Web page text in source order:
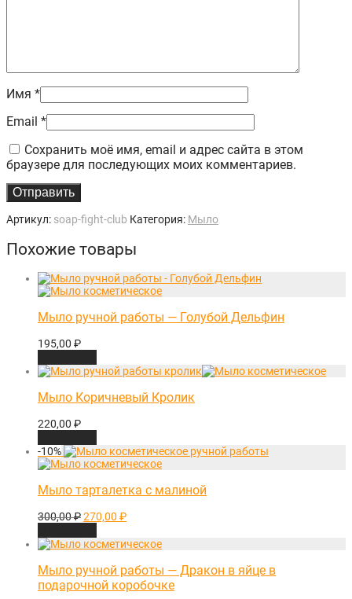
Имя *
Email *
Сохранить моё имя, email и адрес сайта в этом
браузере для последующих моих комментариев.
Артикул: soap-fight-club Категория: Мыло
Похожие товары
Мыло ручной работы — Голубой Дельфин
195,00 ₽
Мыло Коричневый Кролик
220,00 ₽
-10%
Мыло тарталетка с малиной
300,00₽Первоначальная
составляла
300,00 ₽.
270,00 ₽Текущая
270,00 ₽.
Мыло ручной работы — Дракон в яйце в
подарочной коробочке